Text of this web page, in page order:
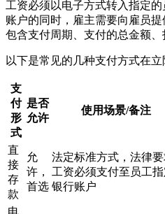
工资必须以电子方式转入指定
账户的同时，雇主需要向雇员
包含支付周期、支付的总金额、
以下是常见的几种支付方式在立
支
付
形
式
是否
允许
使用场景/备注
直
接
存
款
允
许，
首选
法定标准方式，法律
工资必须支付至员工指
银行账户
电